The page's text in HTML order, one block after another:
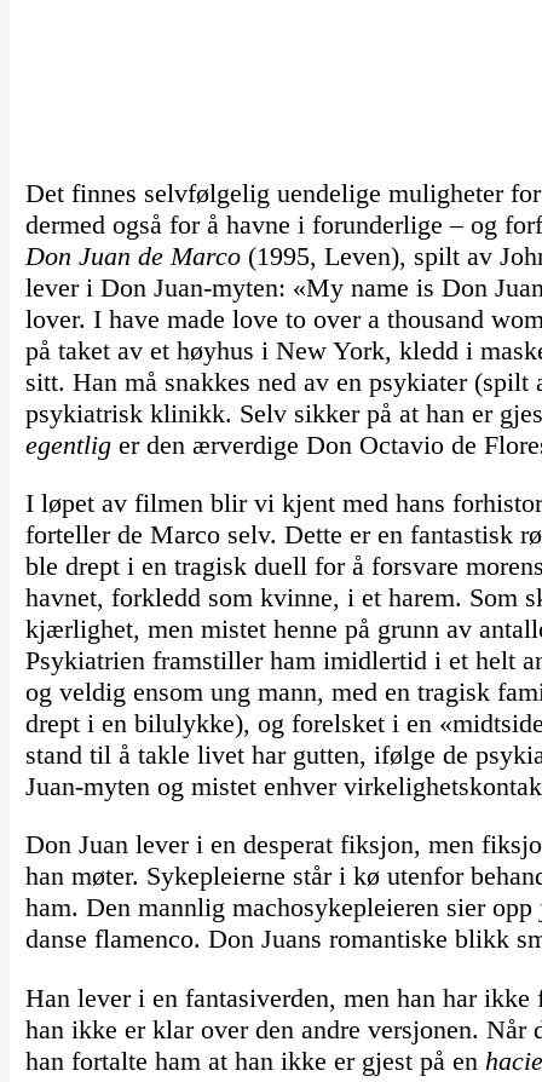
Det finnes selvfølgelig uendelige muligheter
dermed også for å havne i forunderlige – og
Don Juan de Marco (1995, Leven), spilt av
lever i Don Juan-myten: «My name is Don
lover. I have made love to over a thousand
på taket av et høyhus i New York, kledd i
sitt. Han må snakkes ned av en psykiater
psykiatrisk klinikk. Selv sikker på at han er
egentliger den ærverdige Don Octavio de
I løpet av filmen blir vi kjent med hans
forteller de Marco selv. Dette er en fantastisk
ble drept i en tragisk duell for å forsvare
havnet, forkledd som kvinne, i et harem. Som
kjærlighet, men mistet henne på grunn av
Psykiatrien framstiller ham imidlertid i et helt
og veldig ensom ung mann, med en tragisk
drept i en bilulykke), og forelsket i en
stand til å takle livet har gutten, ifølge de
Juan-myten og mistet enhver
Don Juan lever i en desperat fiksjon, men
han møter. Sykepleierne står i kø utenfor
ham. Den mannlig machosykepleieren sier
danse flamenco. Don Juans romantiske blikk
Han lever i en fantasiverden, men han har
han ikke er klar over den andre versjonen.
han fortalte ham at han ikke er gjest på en